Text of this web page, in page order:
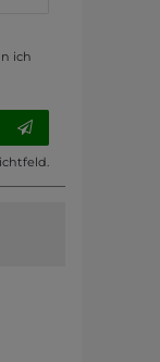
ich